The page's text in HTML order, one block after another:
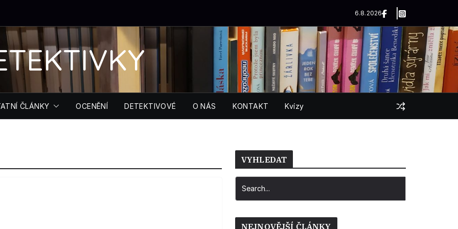
6.8.2026
ČLÁNKY OCENĚNÍ DETEKTIVOVÉ O NÁS KONTAKT Kvízy
VYHLEDAT
NEJNOVĚJŠÍ ČLÁNKY